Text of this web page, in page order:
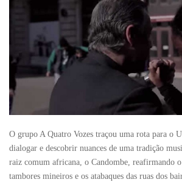
O grupo A Quatro Vozes traçou uma rota para o
dialogar e descobrir nuances de uma tradição
raiz comum africana, o Candombe, reafirmando
tambores mineiros e os atabaques das ruas dos